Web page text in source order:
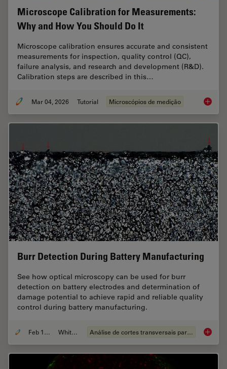
Microscope Calibration for Measurements:
Why and How You Should Do It
Microscope calibration ensures accurate and consistent
measurements for inspection, quality control (QC),
failure analysis, and research and development (R&D).
Calibration steps are described in this…
Mar 04, 2026 Tutorial Microscópios de medição
Burr Detection During Battery Manufacturing
See how optical microscopy can be used for burr
detection on battery electrodes and determination of
damage potential to achieve rapid and reliable quality
control during battery manufacturing.
Feb 12, 2026 Whitepaper Análise de cortes transversais para componentes eletrônicos Burr